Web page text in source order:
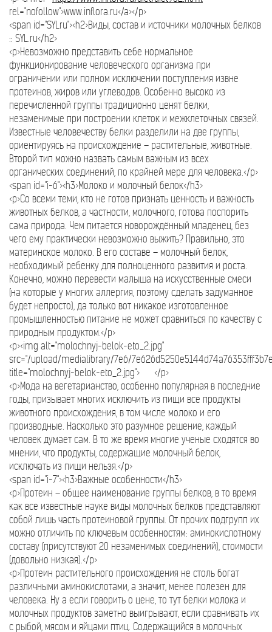
rel="nofollow">www.inflora.ru</a></p>
<span id="SYLru"><h2>Виды, состав и источники молочных белков
:: SYL.ru</h2>
<p>Невозможно представить себе нормальное
функционирование человеческого организма при
ограничении или полном исключении поступления извне
протеинов, жиров или углеводов. Особенно высоко из
перечисленной группы традиционно ценят белки,
незаменимые при построении клеток и межклеточных связей.
Известные человечеству белки разделили на две группы,
ориентируясь на происхождение – растительные, животные.
Второй тип можно назвать самым важным из всех
органических соединений, по крайней мере для человека.</p>
<span id="i-6"><h3>Молоко и молочный белок</h3>
<p>Со всеми теми, кто не готов признать ценность и важность
животных белков, а частности, молочного, готова поспорить
сама природа. Чем питается новорождённый младенец, без
чего ему практически невозможно выжить? Правильно, это
материнское молоко. В его составе – молочный белок,
необходимый ребенку для полноценного развития и роста.
Конечно, можно перевести малыша на искусственные смеси
(на которые у многих аллергия, поэтому сделать задуманное
будет непросто), да только вот никакое изготовленное
промышленностью питание не может сравниться по качеству с
природным продуктом.</p>
<p><img alt="molochnyj-belok-eto_2.jpg"
src="/upload/medialibrary/7e6/
title="molochnyj-belok-eto_2.jpg"> </p>
<p>Мода на вегетарианство, особенно популярная в последние
годы, призывает многих исключить из пищи все продукты
животного происхождения, в том числе молоко и его
производные. Насколько это разумное решение, каждый
человек думает сам. В то же время многие ученые сходятся во
мнении, что продукты, содержащие молочный белок,
исключать из пищи нельзя.</p>
<span id="i-7"><h3>Важные особенности</h3>
<p>Протеин – общее наименование группы белков, в то время
как все известные науке виды молочных белков представляют
собой лишь часть протеиновой группы. От прочих подгрупп их
можно отличить по ключевым особенностям: аминокислотному
составу (присутствуют 20 незаменимых соединений), стоимости
(довольно низкая).</p>
<p>Протеин растительного происхождения не столь богат
различными аминокислотами, а значит, менее полезен для
человека. Ну а если говорить о цене, то тут белки молока и
молочных продуктов заметно выигрывают, если сравнивать их
с рыбой, мясом и яйцами птиц. Содержащийся в молочных